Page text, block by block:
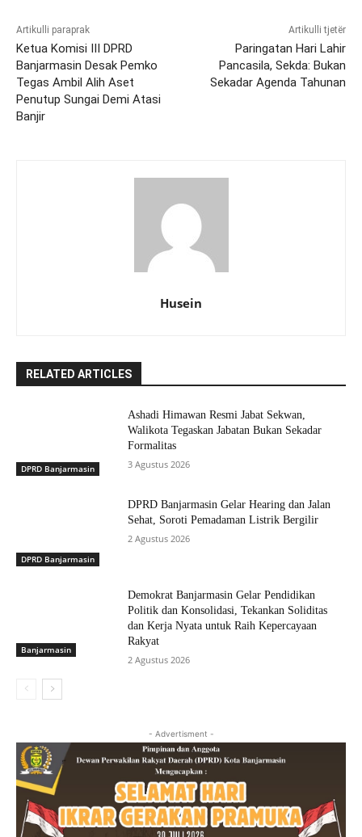
Artikulli paraprak
Ketua Komisi III DPRD
Banjarmasin Desak Pemko
Tegas Ambil Alih Aset
Penutup Sungai Demi Atasi
Banjir
Artikulli tjetër
Paringatan Hari Lahir
Pancasila, Sekda: Bukan
Sekadar Agenda Tahunan
Husein
RELATED ARTICLES
DPRD Banjarmasin
Ashadi Himawan Resmi Jabat Sekwan,
Walikota Tegaskan Jabatan Bukan Sekadar
Formalitas
3 Agustus 2026
DPRD Banjarmasin
DPRD Banjarmasin Gelar Hearing dan Jalan
Sehat, Soroti Pemadaman Listrik Bergilir
2 Agustus 2026
Banjarmasin
Demokrat Banjarmasin Gelar Pendidikan
Politik dan Konsolidasi, Tekankan Soliditas
dan Kerja Nyata untuk Raih Kepercayaan
Rakyat
2 Agustus 2026
- Advertisment -